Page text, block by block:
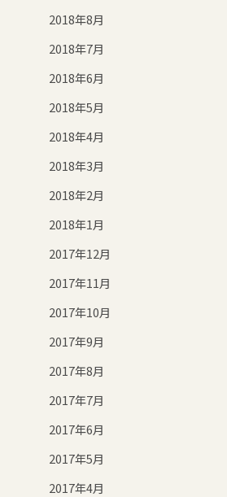
2018年8月
2018年7月
2018年6月
2018年5月
2018年4月
2018年3月
2018年2月
2018年1月
2017年12月
2017年11月
2017年10月
2017年9月
2017年8月
2017年7月
2017年6月
2017年5月
2017年4月